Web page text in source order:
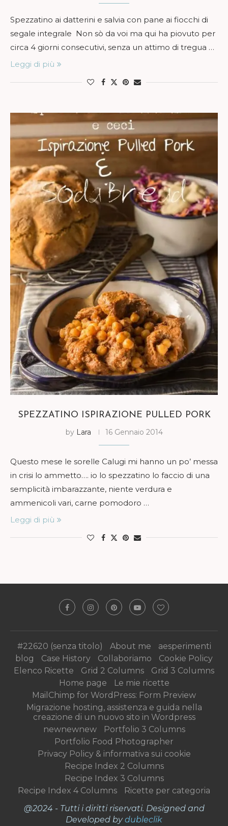
Spezzatino ai datterini e salvia con pane ai fiocchi di
segale integrale Non sò da voi ma qui ha piovuto per
circa 4 giorni consecutivi, senza un attimo di tregua …
Leggi di più
SPEZZATINO ISPIRAZIONE PULLED PORK
by Lara 16 Gennaio 2014
Questo mese le sorelle Calugi mi hanno un po’ messa
in crisi lo ammetto…. io lo spezzatino lo faccio di una
semplicità imbarazzante, niente verdura e
ammenicoli vari, carne pomodoro …
Leggi di più
#22620 (senza titolo) About me
aesperimenti
blog
Case History Collaboriamo
Cookie Policy
Elenco Ricette
Grid 2 Columns
Grid 3 Columns
Home page
Le mie ricette
MailChimp for WordPress: Form Preview
Migrazione hosting, assistenza e guida nella
creazione di un nuovo sito in Wordpress
newnewnew
Portfolio 3 Columns
Portfolio Food Photographer
Privacy Policy & informativa sui cookie
Recipe Index 2 Columns
Recipe Index 3 Columns
Recipe Index 4 Columns
Ricette per categoria
@2024 - Tutti i diritti riservati. Designed and
Developed bydubleclik